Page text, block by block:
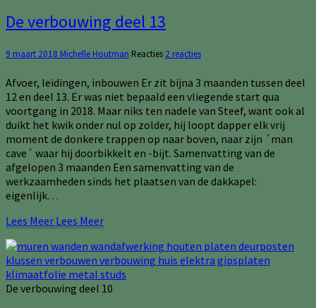
De verbouwing deel 13
9 maart 2018 Michelle Houtman Reacties 2 reacties
Afvoer, leidingen, inbouwen Er zit bijna 3 maanden tussen deel
12 en deel 13. Er was niet bepaald een vliegende start qua
voortgang in 2018. Maar niks ten nadele van Steef, want ook al
duikt het kwik onder nul op zolder, hij loopt dapper elk vrij
moment de donkere trappen op naar boven, naar zijn ´man
cave´ waar hij doorbikkelt en -bijt. Samenvatting van de
afgelopen 3 maanden Een samenvatting van de
werkzaamheden sinds het plaatsen van de dakkapel:
eigenlijk…
Lees Meer Lees Meer
De verbouwing deel 10